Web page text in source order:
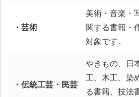
・芸術
美術・音楽・
関する書籍・
対象です。
・伝統工芸・民芸
やきもの、日
工、木工、染
る書籍、技法